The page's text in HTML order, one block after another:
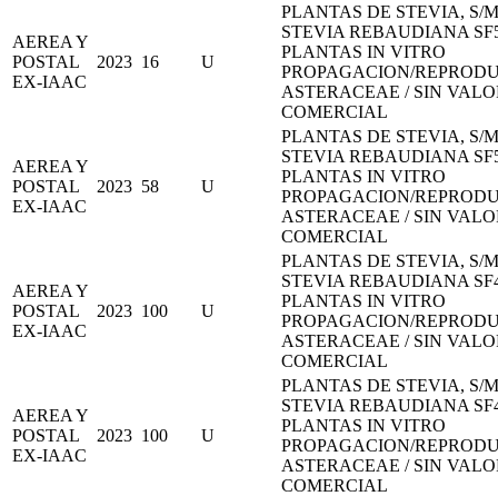
AEREA Y
POSTAL
EX-IAAC
2023 16 U
PLANTAS DE STEVIA, S/
STEVIA REBAUDIANA
PLANTAS IN VITRO
PROPAGACION/
ASTERACEAE / SIN
COMERCIAL
AEREA Y
POSTAL
EX-IAAC
2023 58 U
PLANTAS DE STEVIA, S/
STEVIA REBAUDIANA
PLANTAS IN VITRO
PROPAGACION/
ASTERACEAE / SIN
COMERCIAL
AEREA Y
POSTAL
EX-IAAC
2023 100 U
PLANTAS DE STEVIA, S/
STEVIA REBAUDIANA
PLANTAS IN VITRO
PROPAGACION/
ASTERACEAE / SIN
COMERCIAL
AEREA Y
POSTAL
EX-IAAC
2023 100 U
PLANTAS DE STEVIA, S/
STEVIA REBAUDIANA
PLANTAS IN VITRO
PROPAGACION/
ASTERACEAE / SIN
COMERCIAL